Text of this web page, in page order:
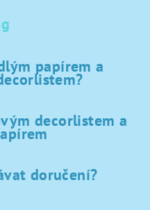
papírem a
decorlistem a
doručení?